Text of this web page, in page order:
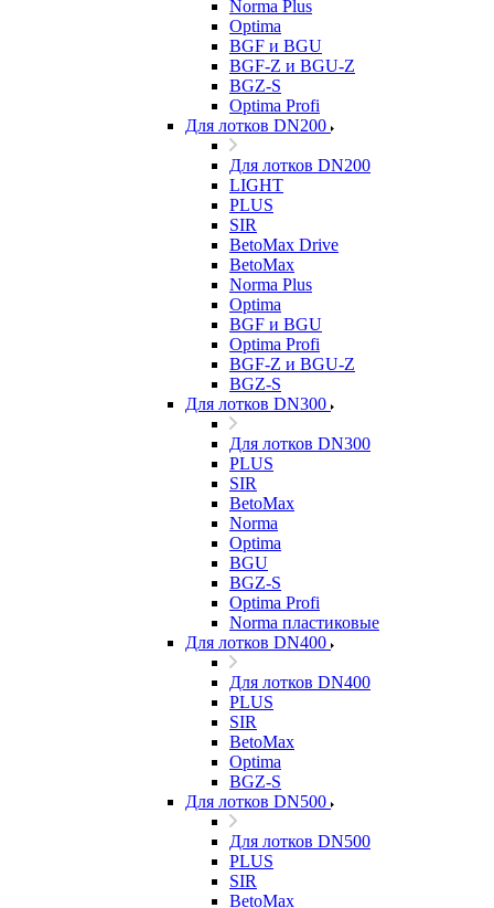
Norma Plus
Optima
BGF и BGU
BGF-Z и BGU-Z
BGZ-S
Optima Profi
Для лотков DN200
Для лотков DN200
LIGHT
PLUS
SIR
BetoMax Drive
BetoMax
Norma Plus
Optima
BGF и BGU
Optima Profi
BGF-Z и BGU-Z
BGZ-S
Для лотков DN300
Для лотков DN300
PLUS
SIR
BetoMax
Norma
Optima
BGU
BGZ-S
Optima Profi
Norma пластиковые
Для лотков DN400
Для лотков DN400
PLUS
SIR
BetoMax
Optima
BGZ-S
Для лотков DN500
Для лотков DN500
PLUS
SIR
BetoMax